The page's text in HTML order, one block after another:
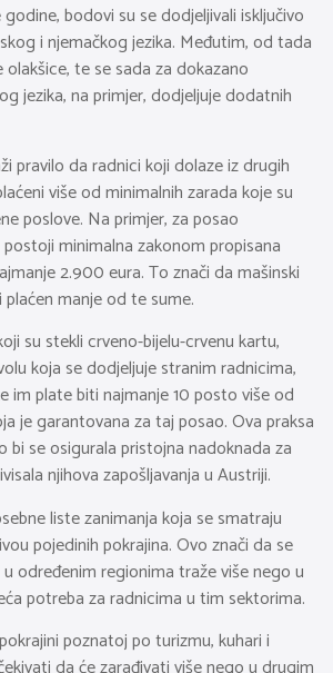
bodovi su se dodjeljivali isključivo
i njemačkog jezika. Međutim, od tada
te se sada za dokazano
jezika, na primjer, dodjeljuje dodatnih
pravilo da radnici koji dolaze iz drugih
više od minimalnih zarada koje su
poslove. Na primjer, za posao
minimalna zakonom propisana
2.900 eura. To znači da mašinski
manje od te sume.
su stekli crveno-bijelu-crvenu kartu,
koja se dodjeljuje stranim radnicima,
im plate biti najmanje 10 posto više od
je garantovana za taj posao. Ova praksa
bi se osigurala pristojna nadoknada za
njihova zapošljavanja u Austriji.
liste zanimanja koja se smatraju
pojedinih pokrajina. Ovo znači da se
određenim regionima traže više nego u
potreba za radnicima u tim sektorima.
poznatoj po turizmu, kuhari i